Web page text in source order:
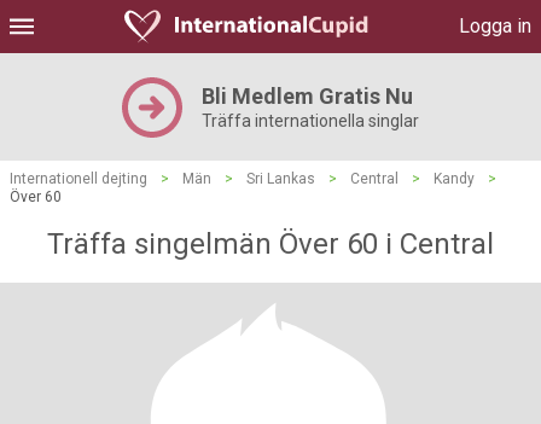
Logga in
Bli Medlem Gratis Nu
Träffa internationella singlar
Internationell dejting > Män > Sri Lankas > Central > Kandy
>
Över 60
Träffa singelmän Över 60 i Central